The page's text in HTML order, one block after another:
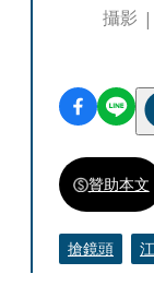
攝影
贊助本文
搶鏡頭